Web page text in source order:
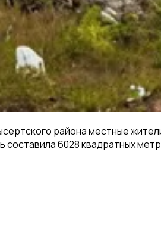
района местные
составила 6028 квадратных